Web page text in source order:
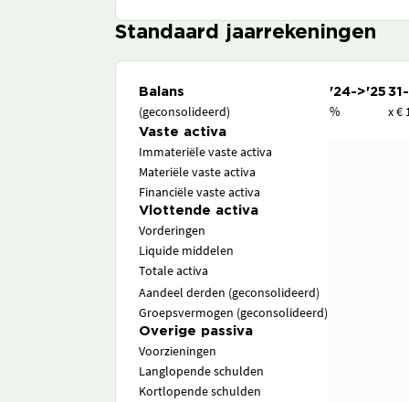
Standaard jaarrekeningen
Balans '24->'25
(geconsolideerd) % x €
Vaste activa
Immateriële vaste activa
Materiële vaste activa
Financiële vaste activa
Vlottende activa
Vorderingen
Liquide middelen
Totale activa
Aandeel derden (geconsolideerd)
Groepsvermogen (geconsolideerd)
Overige passiva
Voorzieningen
Langlopende schulden
Kortlopende schulden